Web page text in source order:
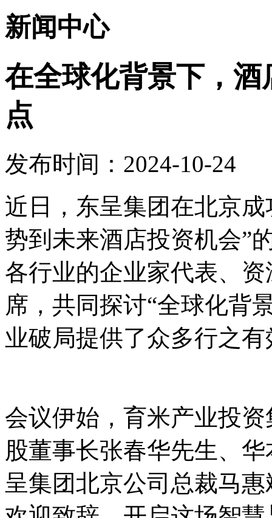
新闻中心
在全球化背景下，
点
发布时间：2024-10-24
近日，东呈集团在北京
势到未来酒店投资机会”
各行业的企业家代表、
席，共同探讨“全球化背
业破局提供了众多行之
会议伊始，育米产业投
股董事长张春华先生、
呈集团北京公司总裁马